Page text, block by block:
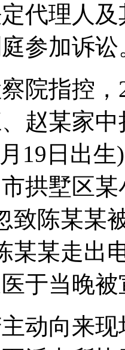
代理人
参加诉讼
院指控
赵某家
19日出
拱墅区
致陈某某
某某走出
于当晚
动向来